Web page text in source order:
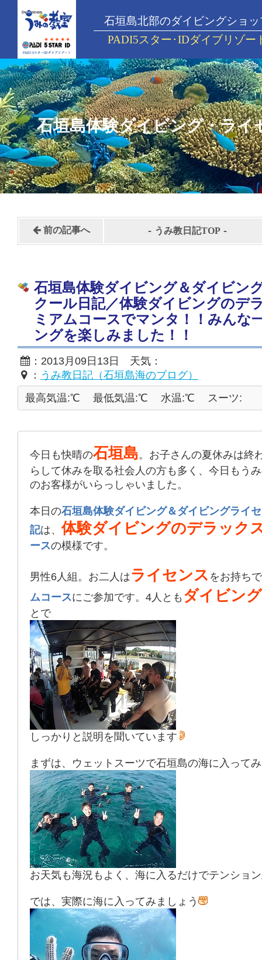
石垣島北部のダイビングショッ
PADI5スター･IDダイブリゾー
石垣島体験ダイビング・ライ
前の記事へ - うみ教日記TOP -
石垣島体験ダイビング＆ダイビン
クール日記／体験ダイビングのデ
ミアムコースでマンタ！！みんな
ングを楽しみました！！
：2013月09日13日 天気：
： うみ教日記（石垣島海のブログ）
最高気温:℃
最低気温:℃ 水温:℃ スーツ:
今日も快晴の石垣島。お子さんの夏休みは終
らして休みを取る社会人の方も多く、今日もう
のお客様がいらっしゃいました。
本日の石垣島体験ダイビング＆ダイビングライ
記は、体験ダイビングのデラック
ースの模様です。
男性6人組。お二人はライセンス をお持ち
ムコースにご参加です。4人とも ダイビング
とで
しっかりと説明を聞いています
まずは、ウェットスーツで石垣島の海に入って
お天気も海況もよく、海に入るだけでテンショ
では、実際に海に入ってみましょう